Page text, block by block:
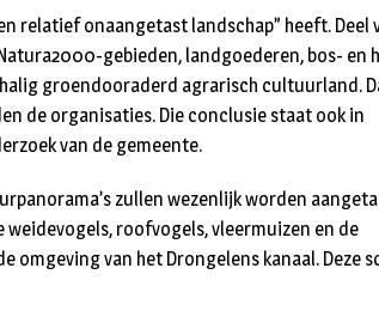
relatief onaangetast landschap” heeft. Deel
gebieden, landgoederen, bos- en
groendooraderd agrarisch cultuurland.
de organisaties. Die conclusie staat ook in
van de gemeente.
zullen wezenlijk worden
roofvogels, vleermuizen en de
omgeving van het Drongelens kanaal. Deze